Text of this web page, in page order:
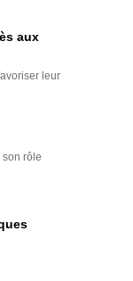
aux
leur
rôle